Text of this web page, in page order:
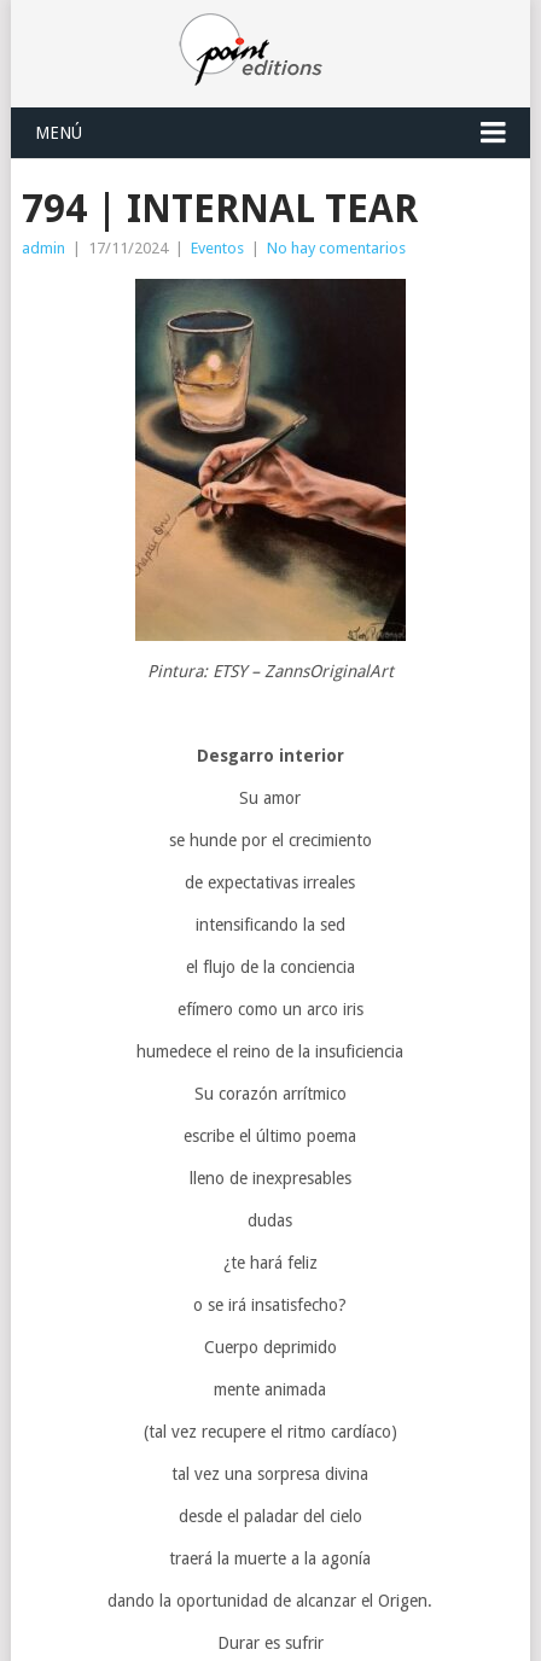
MENÚ
794 | INTERNAL TEAR
admin 17/11/2024 Eventos No hay comentarios
Pintura: ETSY – ZannsOriginalArt
Desgarro interior
Su amor
se hunde por el crecimiento
de expectativas irreales
intensificando la sed
el flujo de la conciencia
efímero como un arco iris
humedece el reino de la insuficiencia
Su corazón arrítmico
escribe el último poema
lleno de inexpresables
dudas
¿te hará feliz
o se irá insatisfecho?
Cuerpo deprimido
mente animada
(tal vez recupere el ritmo cardíaco)
tal vez una sorpresa divina
desde el paladar del cielo
traerá la muerte a la agonía
dando la oportunidad de alcanzar el Origen.
Durar es sufrir